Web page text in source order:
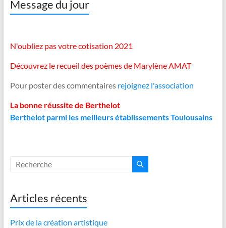
Message du jour
N'oubliez pas votre cotisation 2021
Découvrez le recueil des poèmes de Marylène AMAT
Pour poster des commentaires rejoignez l'association
La bonne réussite de Berthelot
Berthelot parmi les meilleurs établissements Toulousains
Articles récents
Prix de la création artistique